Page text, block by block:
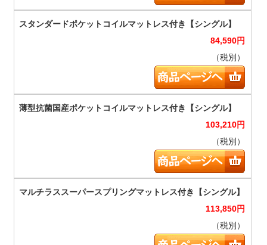
84,590円
（税別）
103,210円
（税別）
113,850円
（税別）